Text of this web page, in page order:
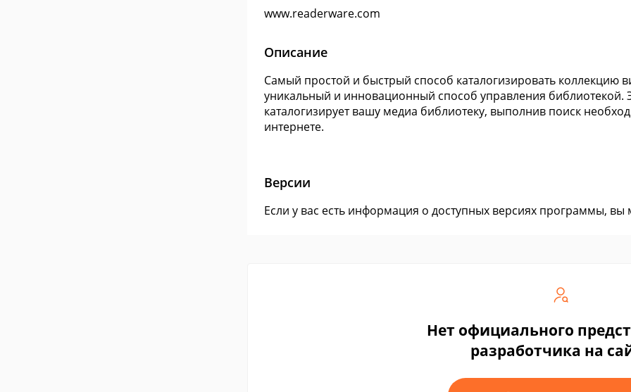
www.readerware.com
Описание
Самый простой и быстрый способ каталогизировать коллекцию
уникальный и инновационный способ управления библиотекой.
каталогизирует вашу медиа библиотеку, выполнив поиск
интернете.
Версии
Если у вас есть информация о доступных версиях программы,
Нет официального
разработчика на